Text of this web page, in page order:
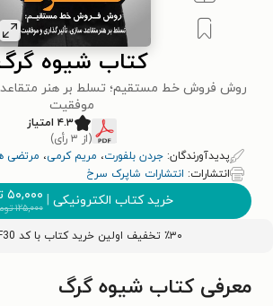
کتاب شیوه
روش فروش خط مستقیم؛ تسلط بر هنر
موفقیت
۴.۳ امتیاز
(از ۳ رأی)
پدیدآورندگان: جردن بلفورت، مریم کرمی، مرتضی
انتشارات: انتشارات شاپرک سرخ
خرید کتاب الکترونیکی | ۵۰,۰۰۰
۱۲۵,۰۰۰
٪۳۰ تخفیف اولین خرید کتاب با کد
معرفی کتاب شیوه گرگ